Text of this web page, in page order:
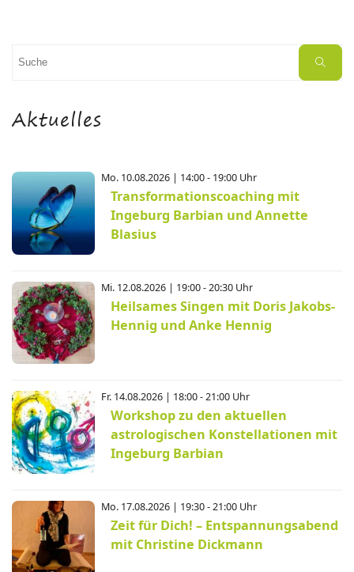
Suchen
Suche
Aktuelles
Mo. 10.08.2026 | 14:00 - 19:00 Uhr
Transformationscoaching mit
Ingeburg Barbian und Annette
Blasius
Mi. 12.08.2026 | 19:00 - 20:30 Uhr
Heilsames Singen mit Doris Jakobs-
Hennig und Anke Hennig
Fr. 14.08.2026 | 18:00 - 21:00 Uhr
Workshop zu den aktuellen
astrologischen Konstellationen mit
Ingeburg Barbian
Mo. 17.08.2026 | 19:30 - 21:00 Uhr
Zeit für Dich! – Entspannungsabend
mit Christine Dickmann